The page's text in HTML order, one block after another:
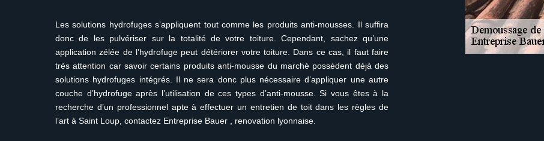
Les solutions hydrofuges s’appliquent tout comme les produits anti-mousses. Il suffira
donc de les pulvériser sur la totalité de votre toiture. Cependant, sachez qu’une
application zélée de l’hydrofuge peut détériorer votre toiture. Dans ce cas, il faut faire
très attention car savoir certains produits anti-mousse du marché possèdent déjà des
solutions hydrofuges intégrés. Il ne sera donc plus nécessaire d’appliquer une autre
couche d’hydrofuge après l’utilisation de ces types d’anti-mousse. Si vous êtes à la
recherche d’un professionnel apte à effectuer un entretien de toit dans les règles de
l’art à Saint Loup, contactez Entreprise Bauer , renovation lyonnaise.